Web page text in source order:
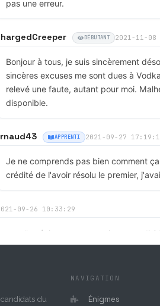
pas une erreur.
DÉBUTANT 2021-11-
Bonjour à tous, je suis sincèrement
sincères excuses me sont dues à
relevé une faute, autant pour moi.
disponible.
APPRENTI 2021-09-27
Je ne comprends pas bien comment
crédité de l'avoir résolu le premier,
09-26 10:33:29
nouvelles énigmes vont sortir mercredi
de détails et pour nous aider à
09-26 10:30:16
du
NAVIGATION
Énigmes